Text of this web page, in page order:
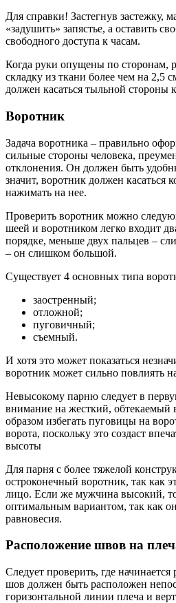
Для справки! Застегнув застежку,
«задушить» запястье, а оставить
свободного доступа к часам.
Когда руки опущены по сторонам,
складку из ткани более чем на 2,5
должен касаться тыльной стороны
Воротник
Задача воротника – правильно
сильные стороны человека,
отклонения. Он должен быть
значит, воротник должен касаться
нажимать на нее.
Проверить воротник можно
шеей и воротником легко входит
порядке, меньше двух пальцев –
– он слишком большой.
Существует 4 основных типа
заостренный;
отложной;
пуговичный;
съемный.
И хотя это может показаться
воротник может сильно повлиять
Невысокому парню следует в
внимание на жесткий, обтекаемый
образом избегать пуговицы на
ворота, поскольку это создаст
высоты
Для парня с более тяжелой
остроконечный воротник, так как
лицо. Если же мужчина высокий,
оптимальным вариантом, так как
равновесия.
Расположение швов на
Следует проверить, где
шов должен быть расположен
горизонтальной линии плеча и